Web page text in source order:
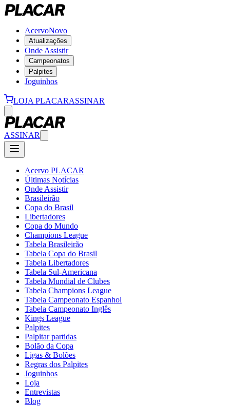
AcervoNovo
Atualizações
Onde Assistir
Campeonatos
Palpites
Joguinhos
LOJA PLACARASSINAR
ASSINAR
Acervo PLACAR
Últimas Notícias
Onde Assistir
Brasileirão
Copa do Brasil
Libertadores
Copa do Mundo
Champions League
Tabela Brasileirão
Tabela Copa do Brasil
Tabela Libertadores
Tabela Sul-Americana
Tabela Mundial de Clubes
Tabela Champions League
Tabela Campeonato Espanhol
Tabela Campeonato Inglês
Kings League
Palpites
Palpitar partidas
Bolão da Copa
Ligas & Bolões
Regras dos Palpites
Joguinhos
Loja
Entrevistas
Blog